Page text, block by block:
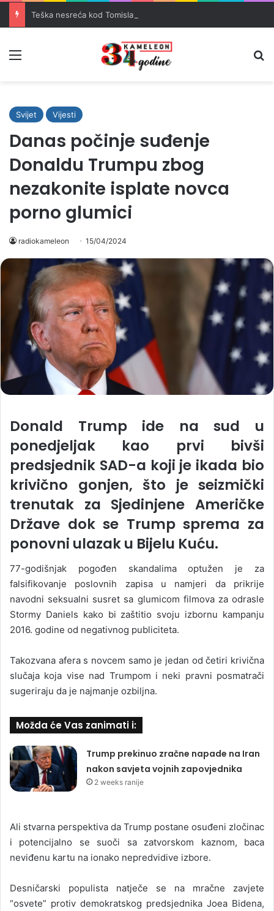
Svijet Vijesti
Danas počinje suđenje
Donaldu Trumpu zbog
nezakonite isplate novca
porno glumici
radiokameleon 15/04/2024
Donald Trump ide na sud u
ponedjeljak kao prvi bivši
predsjednik SAD-a koji je ikada bio
krivično gonjen, što je seizmički
trenutak za Sjedinjene Američke
Države dok se Trump sprema za
ponovni ulazak u Bijelu Kuću.
77-godišnjak pogođen skandalima optužen je za
falsifikovanje poslovnih zapisa u namjeri da prikrije
navodni seksualni susret sa glumicom filmova za odrasle
Stormy Daniels kako bi zaštitio svoju izbornu kampanju
2016. godine od negativnog publiciteta.
Takozvana afera s novcem samo je jedan od četiri krivična
slučaja koja vise nad Trumpom i neki pravni posmatrači
sugeriraju da je najmanje ozbiljna.
Možda će Vas zanimati i:
Trump prekinuo zračne napade na Iran
nakon savjeta vojnih zapovjednika
2 weeks ranije
Ali stvarna perspektiva da Trump postane osuđeni zločinac
i potencijalno se suoči sa zatvorskom kaznom, baca
neviđenu kartu na ionako nepredvidive izbore.
Desničarski populista natječe se na mračne zavjete
“osvete” protiv demokratskog predsjednika Joea Bidena,